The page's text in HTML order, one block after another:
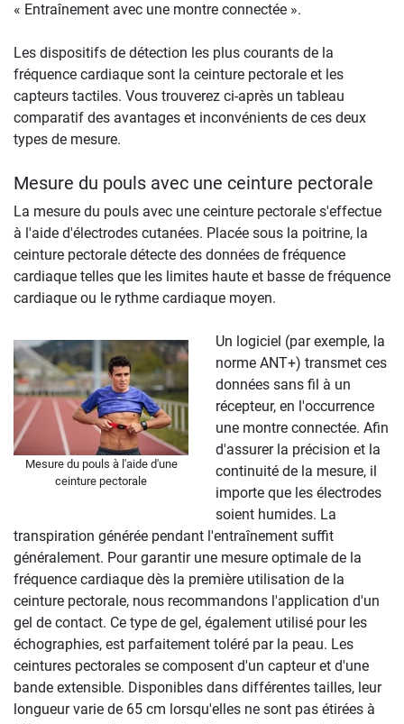
« Entraînement avec une montre connectée ».
Les dispositifs de détection les plus courants de la
fréquence cardiaque sont la ceinture pectorale et les
capteurs tactiles. Vous trouverez ci-après un tableau
comparatif des avantages et inconvénients de ces deux
types de mesure.
Mesure du pouls avec une ceinture pectorale
La mesure du pouls avec une ceinture pectorale s'effectue
à l'aide d'électrodes cutanées. Placée sous la poitrine, la
ceinture pectorale détecte des données de fréquence
cardiaque telles que les limites haute et basse de fréquence
cardiaque ou le rythme cardiaque moyen.
Mesure du pouls à l'aide d'une
ceinture pectorale
Un logiciel (par exemple, la
norme ANT+) transmet ces
données sans fil à un
récepteur, en l'occurrence
une montre connectée. Afin
d'assurer la précision et la
continuité de la mesure, il
importe que les électrodes
soient humides. La
transpiration générée pendant l'entraînement suffit
généralement. Pour garantir une mesure optimale de la
fréquence cardiaque dès la première utilisation de la
ceinture pectorale, nous recommandons l'application d'un
gel de contact. Ce type de gel, également utilisé pour les
échographies, est parfaitement toléré par la peau. Les
ceintures pectorales se composent d'un capteur et d'une
bande extensible. Disponibles dans différentes tailles, leur
longueur varie de 65 cm lorsqu'elles ne sont pas étirées à